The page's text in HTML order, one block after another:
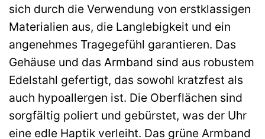
sich durch die Verwendung von erstklassigen
Materialien aus, die Langlebigkeit und ein
angenehmes Tragegefühl garantieren. Das
Gehäuse und das Armband sind aus robustem
Edelstahl gefertigt, das sowohl kratzfest als
auch hypoallergen ist. Die Oberflächen sind
sorgfältig poliert und gebürstet, was der Uhr
eine edle Haptik verleiht. Das grüne Armband